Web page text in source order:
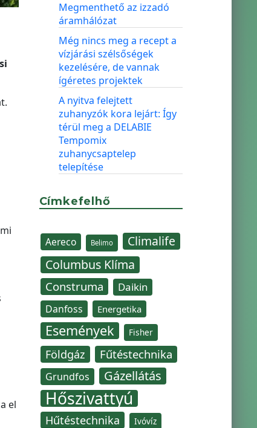
el
Megmenthető az izzadó
áramhálózat
Még nincs meg a recept a
vízjárási szélsőségek
kezelésére, de vannak
ígéretes projektek
A nyitva felejtett
zuhanyzók kora lejárt: Így
térül meg a DELABIE
Tempomix
zuhanycsaptelep
telepítése
Címkefelhő
Aereco Belimo
Climalife
Columbus Klíma
Construma Daikin
Danfoss Energetika
Események Fisher
Földgáz Fűtéstechnika
Grundfos Gázellátás
Hőszivattyú
Hűtéstechnika Ivóvíz